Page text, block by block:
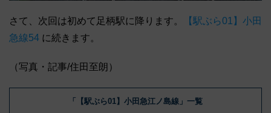
さて、次回は初めて足柄駅に降ります。
【駅ぶら01】小田
急線54 に続きます。
（写真・記事/住田至朗）
「【駅ぶら01】小田急江ノ島線」一覧